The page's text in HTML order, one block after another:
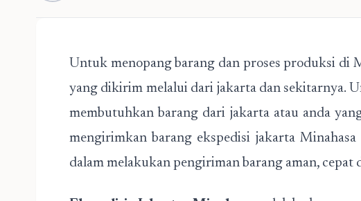
Untuk menopang barang dan proses produksi di
yang dikirim melalui dari jakarta dan sekitarnya.
membutuhkan barang dari jakarta atau anda
mengirimkan barang ekspedisi jakarta
dalam melakukan pengiriman barang aman, cepat